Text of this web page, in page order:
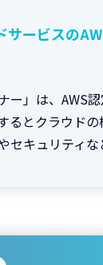
ービスの
ー」は、AWS
るとクラウド
セキュリティ